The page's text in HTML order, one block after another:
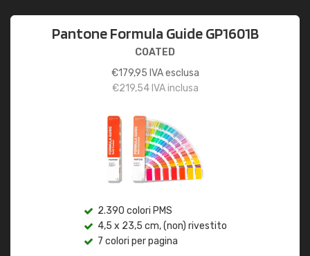
Pantone Formula Guide GP1601B
COATED
€179,95 IVA esclusa
€219,54IVA inclusa
2.390 colori PMS
4,5 x 23,5 cm, (non) rivestito
7 colori per pagina